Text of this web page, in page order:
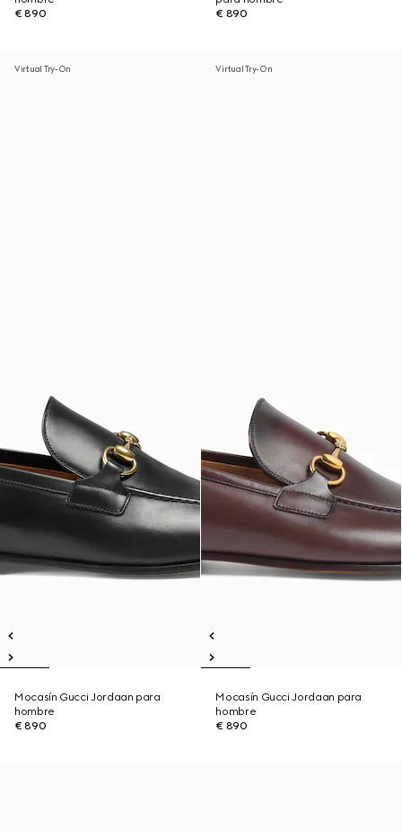
€ 890
€ 890
Virtual Try-On
Mocasín Gucci Jordaan para
hombre
€ 890
Virtual Try-On
Mocasín Gucci Jordaan para
hombre
€ 890